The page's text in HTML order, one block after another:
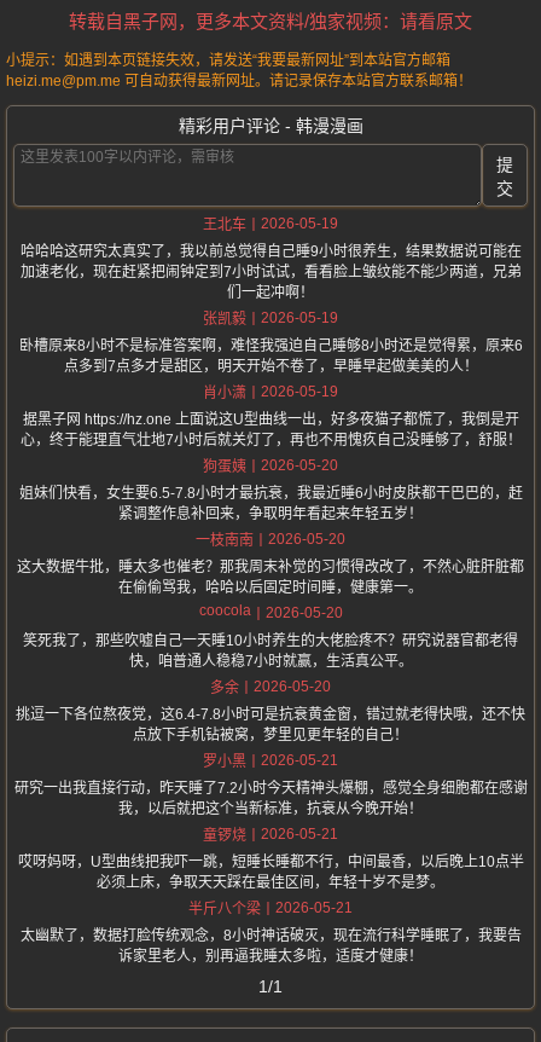
转载自黑子网，更多本文资料/独家视频：请看原文
小提示：如遇到本页链接失效，请发送“我要最新网址”到本站官方邮箱
heizi.me@pm.me 可自动获得最新网址。请记录保存本站官方联系邮箱！
精彩用户评论 - 韩漫漫画
提
交
王北车
2026-05-19
哈哈哈这研究太真实了，我以前总觉得自己睡9小时很养生，结果数据说可能在
加速老化，现在赶紧把闹钟定到7小时试试，看看脸上皱纹能不能少两道，兄弟
们一起冲啊！
张凯毅
2026-05-19
卧槽原来8小时不是标准答案啊，难怪我强迫自己睡够8小时还是觉得累，原来6
点多到7点多才是甜区，明天开始不卷了，早睡早起做美美的人！
肖小潇
2026-05-19
据黑子网 https://hz.one 上面说这U型曲线一出，好多夜猫子都慌了，我倒是开
心，终于能理直气壮地7小时后就关灯了，再也不用愧疚自己没睡够了，舒服！
狗蛋姨
2026-05-20
姐妹们快看，女生要6.5-7.8小时才最抗衰，我最近睡6小时皮肤都干巴巴的，赶
紧调整作息补回来，争取明年看起来年轻五岁！
一枝南南
2026-05-20
这大数据牛批，睡太多也催老？那我周末补觉的习惯得改改了，不然心脏肝脏都
在偷偷骂我，哈哈以后固定时间睡，健康第一。
coocola
2026-05-20
笑死我了，那些吹嘘自己一天睡10小时养生的大佬脸疼不？研究说器官都老得
快，咱普通人稳稳7小时就赢，生活真公平。
多余
2026-05-20
挑逗一下各位熬夜党，这6.4-7.8小时可是抗衰黄金窗，错过就老得快哦，还不快
点放下手机钻被窝，梦里见更年轻的自己！
罗小黑
2026-05-21
研究一出我直接行动，昨天睡了7.2小时今天精神头爆棚，感觉全身细胞都在感谢
我，以后就把这个当新标准，抗衰从今晚开始！
童锣烧
2026-05-21
哎呀妈呀，U型曲线把我吓一跳，短睡长睡都不行，中间最香，以后晚上10点半
必须上床，争取天天踩在最佳区间，年轻十岁不是梦。
半斤八个梁
2026-05-21
太幽默了，数据打脸传统观念，8小时神话破灭，现在流行科学睡眠了，我要告
诉家里老人，别再逼我睡太多啦，适度才健康！
1/1